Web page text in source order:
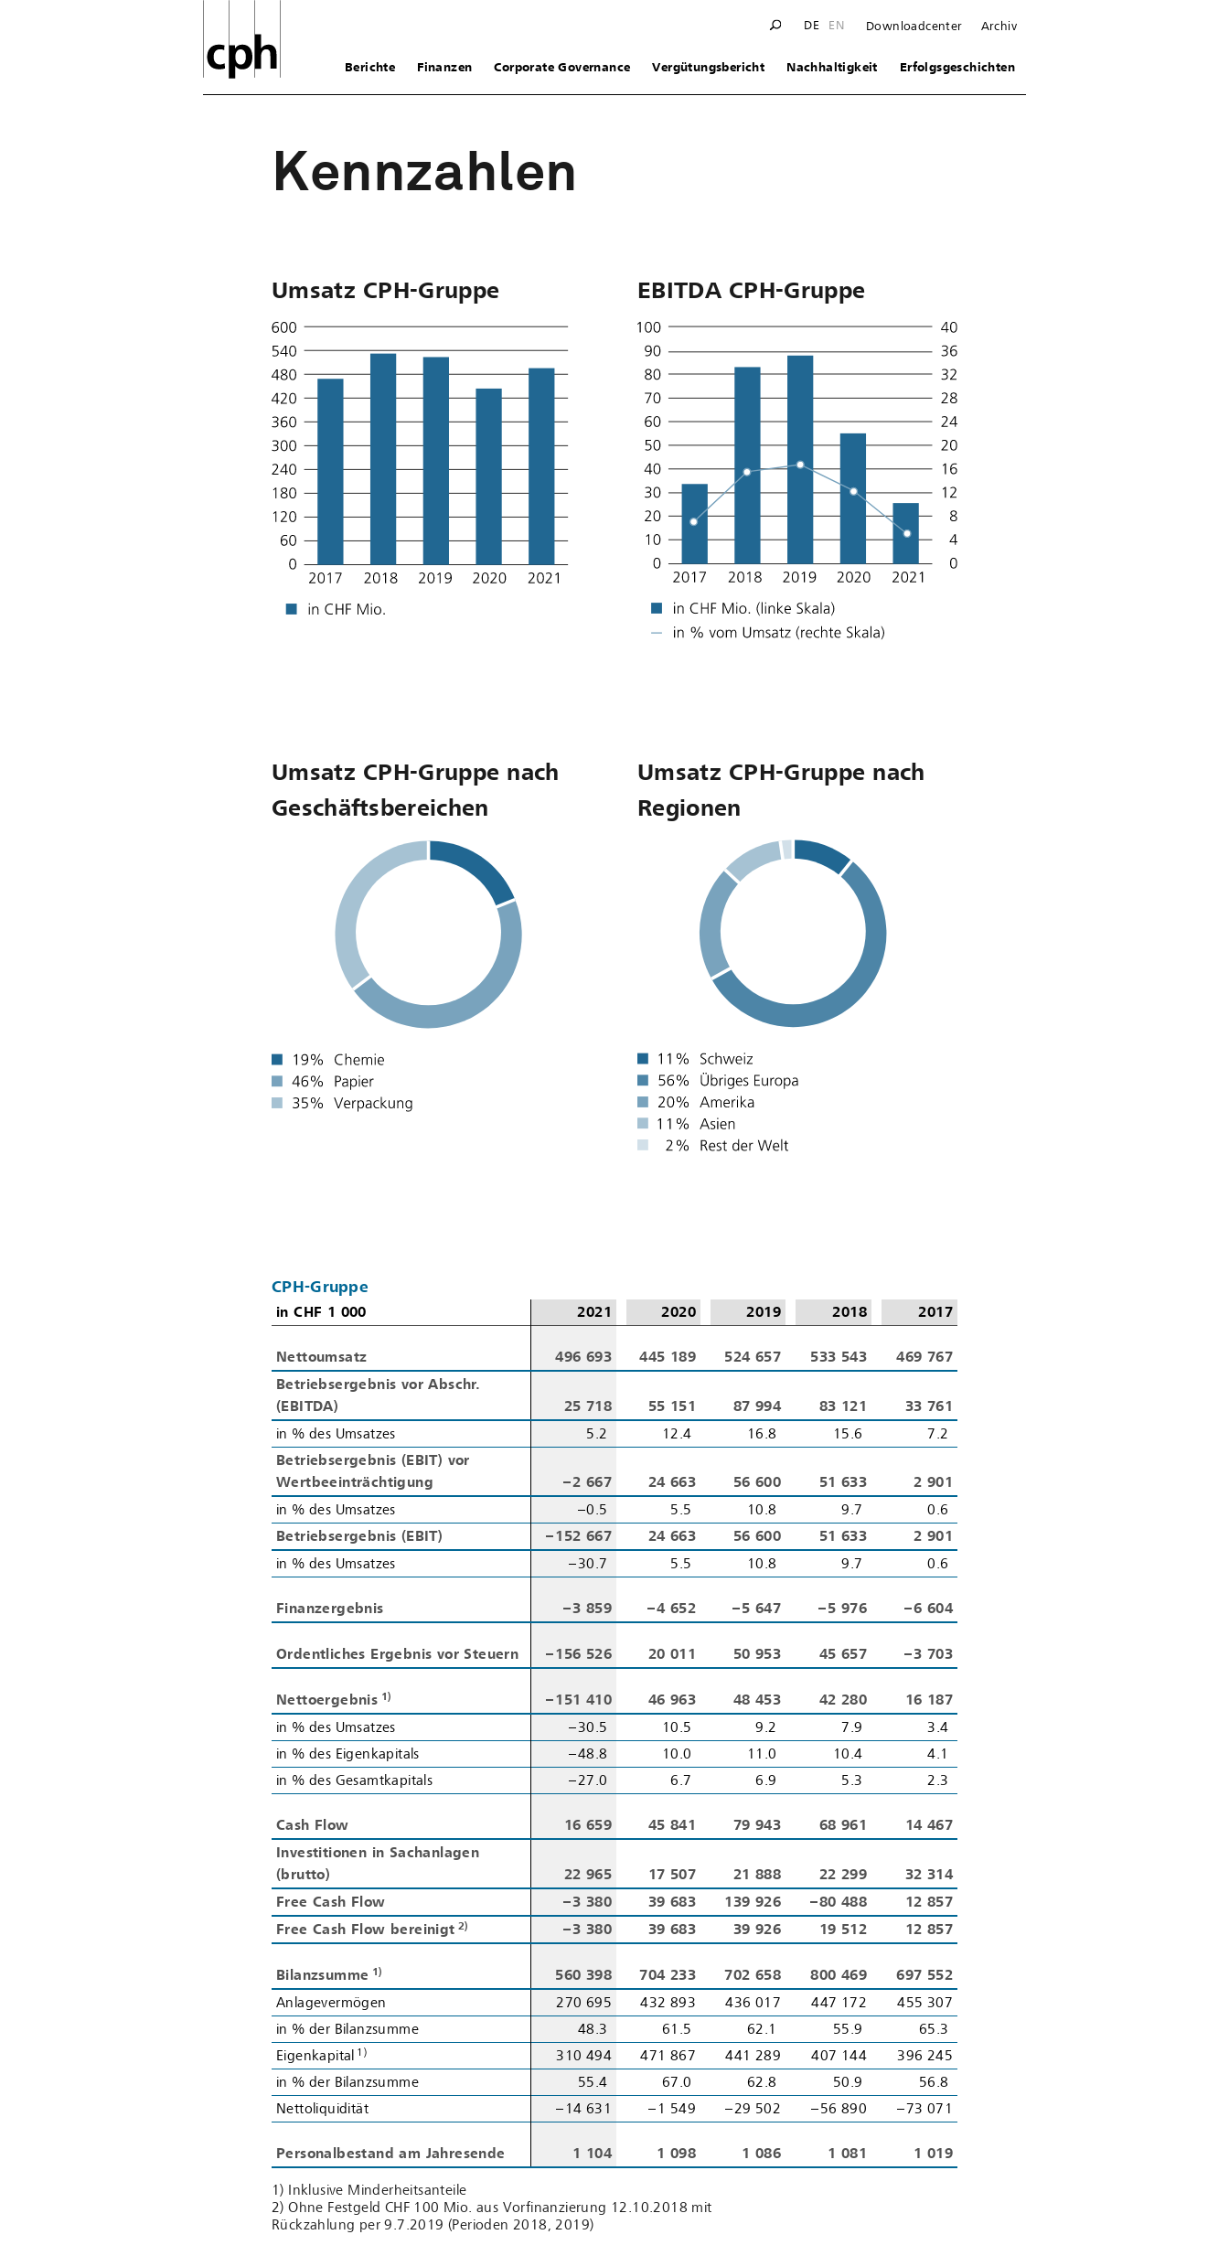
DE EN Downloadcenter Archiv
Berichte Finanzen Corporate Governance Vergütungsbericht Nachhaltigkeit Erfolgsgeschichten
Kennzahlen
Umsatz CPH-Gruppe EBITDA CPH-Gruppe
Umsatz CPH-Gruppe nach
Geschäftsbereichen
Umsatz CPH-Gruppe nach
Regionen
CPH-Gruppe
in CHF 1 000 2021 2020 2019 2018 2017
Nettoumsatz 496 693 445 189 524 657 533 543
469 767
Betriebsergebnis vor Abschr.
(EBITDA)
25 718 55 151 87 994 83 121
33 761
in % des Umsatzes
5.2 12.4 16.8 15.6
7.2
Betriebsergebnis (EBIT) vor
Wertbeeinträchtigung
– 2 667 24 663 56 600 51 633
2 901
in % des Umsatzes
– 0.5 5.5 10.8 9.7
0.6
Betriebsergebnis (EBIT)
– 152 667 24 663 56 600 51 633
2 901
in % des Umsatzes
– 30.7 5.5 10.8 9.7 0.6
Finanzergebnis – 3 859 – 4 652 – 5 647 – 5 976 – 6 604
Ordentliches Ergebnis vor Steuern – 156 526 20 011 50 953 45 657 – 3 703
Nettoergebnis1) – 151 410 46 963 48 453 42 280
16 187
in % des Umsatzes
– 30.5 10.5 9.2 7.9
3.4
in % des Eigenkapitals
– 48.8 10.0 11.0 10.4
4.1
in % des Gesamtkapitals
– 27.0 6.7 6.9 5.3 2.3
Cash Flow 16 659 45 841 79 943 68 961
14 467
Investitionen in Sachanlagen
(brutto)
22 965 17 507 21 888 22 299
32 314
Free Cash Flow
– 3 380 39 683 139 926 – 80 488
12 857
Free Cash Flow bereinigt 2) – 3 380 39 683 39 926 19 512 12 857
Bilanzsumme1) 560 398 704 233 702 658 800 469
697 552
Anlagevermögen
270 695 432 893 436 017 447 172
455 307
in % der Bilanzsumme
48.3 61.5 62.1 55.9
65.3
Eigenkapital 1) 310 494 471 867 441 289 407 144
396 245
in % der Bilanzsumme
55.4 67.0 62.8 50.9
56.8
Nettoliquidität
– 14 631 – 1 549 – 29 502 – 56 890 – 73 071
Personalbestand am Jahresende 1 104 1 098 1 086 1 081 1 019
in CHF 1 000
Nettoumsatz
Betriebsergebnis vor Abschr.
(EBITDA)
in % des Umsatzes
Betriebsergebnis (EBIT) vor
Wertbeeinträchtigung
in % des Umsatzes
Betriebsergebnis (EBIT)
in % des Umsatzes
Finanzergebnis
Ordentliches Ergebnis vor Steuern
Nettoergebnis1)
in % des Umsatzes
in % des Eigenkapitals
in % des Gesamtkapitals
Cash Flow
Investitionen in Sachanlagen
(brutto)
Free Cash Flow
Free Cash Flow bereinigt 2)
Bilanzsumme1)
Anlagevermögen
in % der Bilanzsumme
Eigenkapital 1)
in % der Bilanzsumme
Nettoliquidität
Personalbestand am Jahresende
1) Inklusive Minderheitsanteile
2) Ohne Festgeld CHF 100 Mio. aus Vorfinanzierung 12.10.2018 mit
Rückzahlung per 9.7.2019 (Perioden 2018, 2019)